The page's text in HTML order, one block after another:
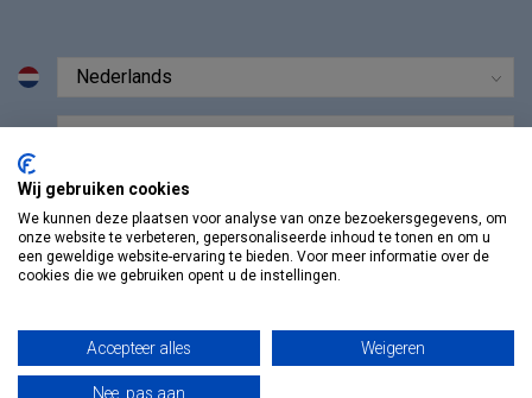
Wij gebruiken cookies
We kunnen deze plaatsen voor analyse van onze bezoekersgegevens, om
onze website te verbeteren, gepersonaliseerde inhoud te tonen en om u
een geweldige website-ervaring te bieden. Voor meer informatie over de
cookies die we gebruiken opent u de instellingen.
Accepteer alles Weigeren
Nee, pas aan